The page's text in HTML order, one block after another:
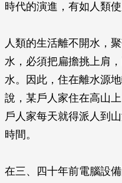
時代的演進，有如人類
人類的生活離不開水，
水，必須把扁擔挑上肩
水。因此，住在離水源
說，某戶人家住在高山
戶人家每天就得派人到
時間。
在三、四十年前電腦設